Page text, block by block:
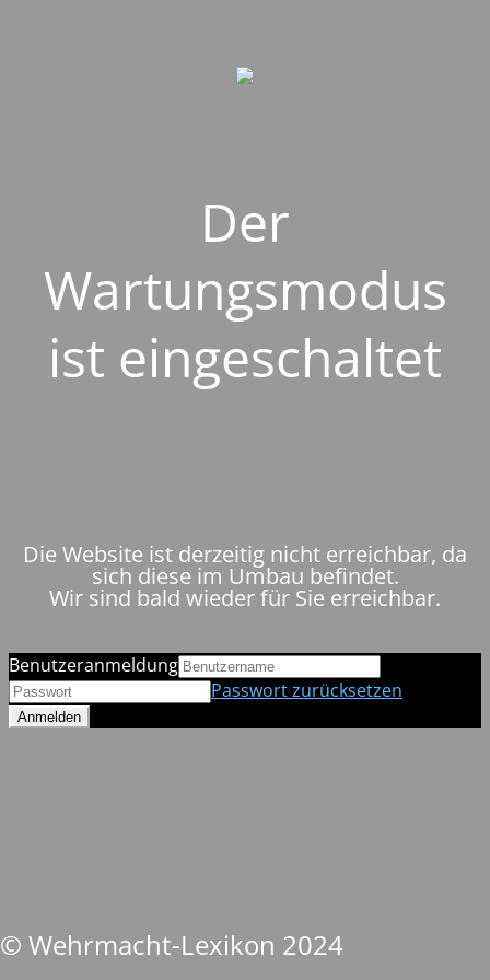
Der
Wartungsmodus
ist eingeschaltet
Die Website ist derzeitig nicht erreichbar, da
sich diese im Umbau befindet.
Wir sind bald wieder für Sie erreichbar.
© Wehrmacht-Lexikon 2024
Benutzeranmeldung
Passwort zurücksetzen